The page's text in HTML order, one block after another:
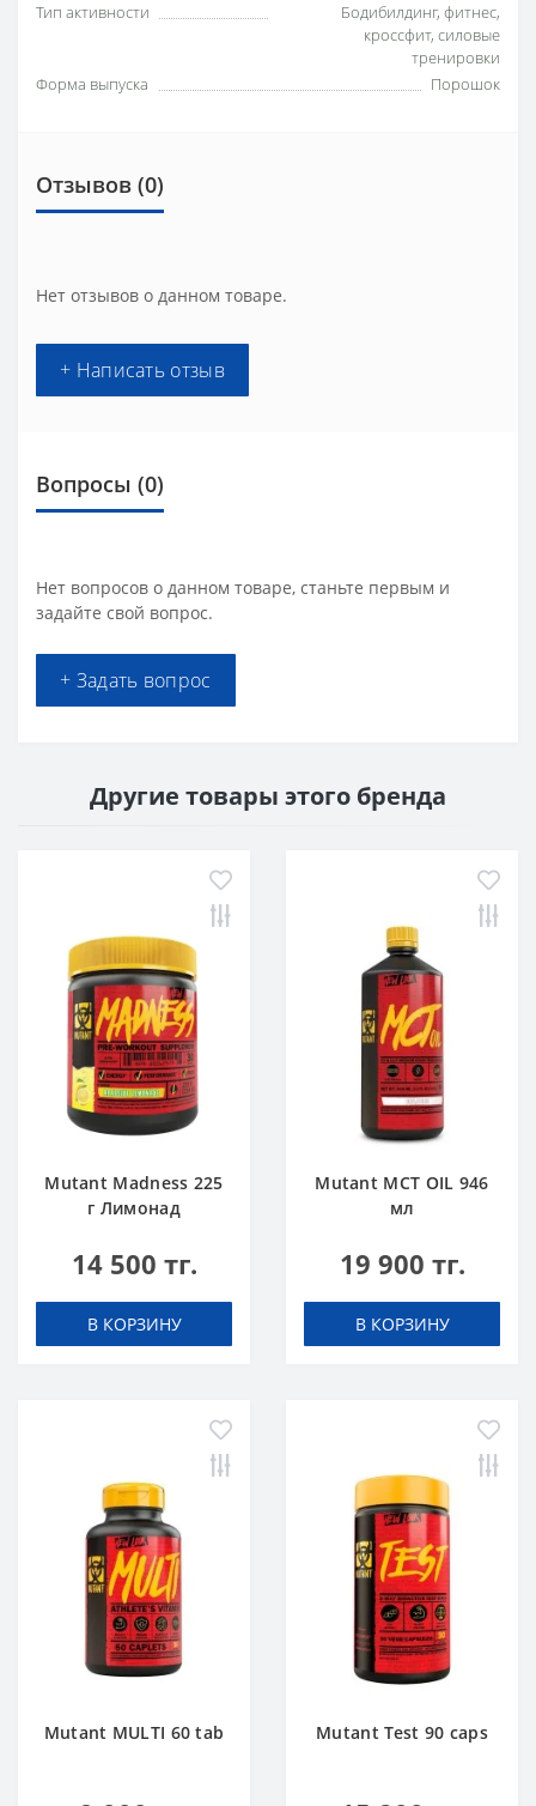
Тип активности
Бодибилдинг, фитнес,
кроссфит, силовые
тренировки
Форма выпуска
Порошок
Отзывов (0)
Нет отзывов о данном товаре.
+ Написать отзыв
Вопросы (0)
Нет вопросов о данном товаре, станьте первым и
задайте свой вопрос.
+ Задать вопрос
Другие товары этого бренда
Mutant Madness 225
г Лимонад
14 500 тг.
В КОРЗИНУ
Mutant MCT OIL 946
мл
19 900 тг.
В КОРЗИНУ
Mutant MULTI 60 tab Mutant Test 90 caps